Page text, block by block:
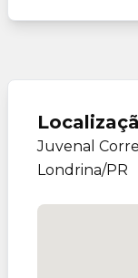
Juvenal
Londrina/PR